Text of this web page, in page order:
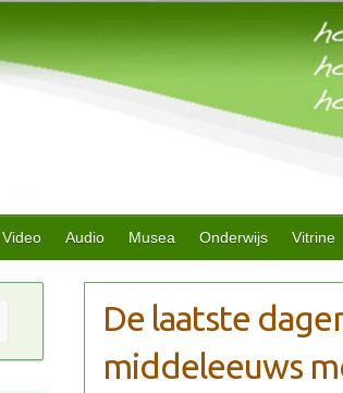
Video Audio Musea Onderwijs Vitrine